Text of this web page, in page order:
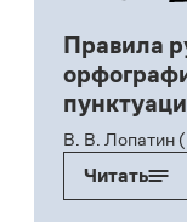
Правила
В. В. Лопатин
Читать